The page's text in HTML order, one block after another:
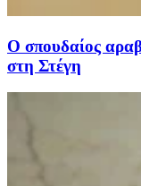
Ο σπουδαίος
στη Στέγη